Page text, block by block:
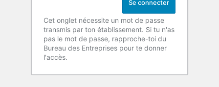
Cet onglet nécessite un mot de passe
transmis par ton établissement. Si tu n'as
pas le mot de passe, rapproche-toi du
Bureau des Entreprises pour te donner
l'accès.